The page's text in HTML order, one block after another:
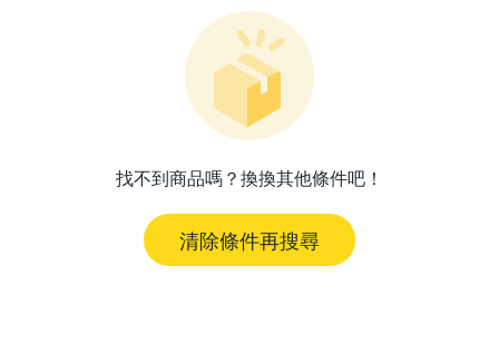
找不到商品嗎？換換其他條件吧！
清除條件再搜尋